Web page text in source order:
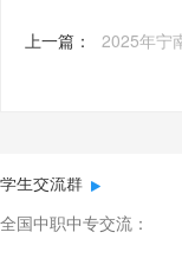
上一篇： 2025年宁
学生交流群
全国中职中专交流：